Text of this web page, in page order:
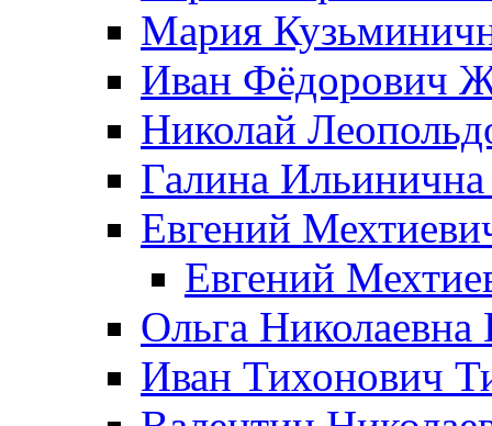
Мария
Иван Фёдорович
Николай
Галина
Евгений
Евгений
Ольга Николаевна
Иван Тихонович